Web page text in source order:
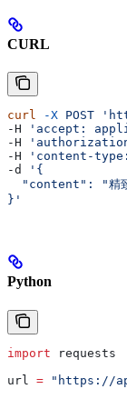
CURL
curl -X POST
-H
'accept:
-H
-H
'content-
-d
'{
"content": "精
}'
Python
import requests
url = "https://